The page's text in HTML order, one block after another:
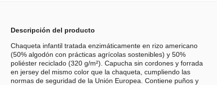
Descripción del producto
Chaqueta infantil tratada enzimáticamente en rizo americano
(50% algodón con prácticas agrícolas sostenibles) y 50%
poliéster reciclado (320 g/m²). Capucha sin cordones y forrada
en jersey del mismo color que la chaqueta, cumpliendo las
normas de seguridad de la Unión Europea. Contiene puños y